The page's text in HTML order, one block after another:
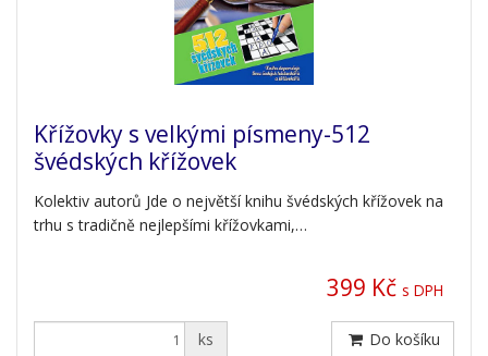
Křížovky s velkými písmeny-512
švédských křížovek
Kolektiv autorů Jde o největší knihu švédských křížovek na
trhu s tradičně nejlepšími křížovkami,…
399 Kč s DPH
ks Do košíku